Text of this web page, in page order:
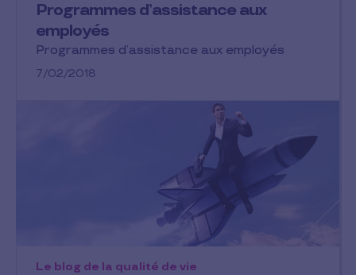
Programmes d’assistance aux
employés
Programmes d’assistance aux employés
7/02/2018
Le blog de la qualité de vie